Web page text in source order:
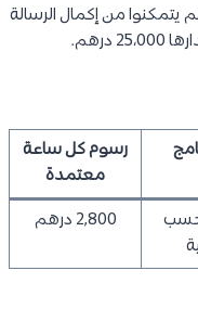
من إكمال الرسالة
رسوم كل ساعة
معتمدة
حسب
2,800 درهم